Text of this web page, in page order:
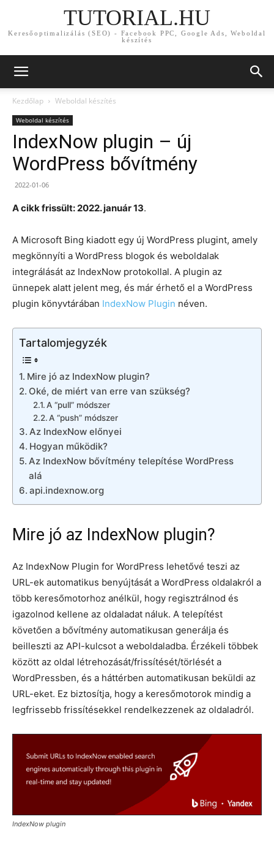
TUTORIAL.HU
Keresőoptimalizálás (SEO) - Facebook PPC, Google Ads, Weboldal
készítés
Kezdőlap Weboldal készítés
Weboldal készítés
IndexNow plugin – új
WordPress bővítmény
2022-01-06
A cikk frissült: 2022. január 13.
A Microsoft Bing kiadott egy új WordPress plugint, amely
megkönnyíti a WordPress blogok és weboldalak
integrálását az IndexNow protokollal. A plugin az
ünnepek alatt jelent meg, és már érhető el a WordPress
plugin könyvtárában IndexNow Plugin néven.
Tartalomjegyzék
Mire jó az IndexNow plugin?
Oké, de miért van erre van szükség?
A “pull” módszer
A “push” módszer
Az IndexNow előnyei
Hogyan működik?
Az IndexNow bővítmény telepítése WordPress
alá
api.indexnow.org
Mire jó az IndexNow plugin?
Az IndexNow Plugin for WordPress lehetővé teszi az
URL-ek automatikus benyújtását a WordPress oldalakról a
több keresőmotorhoz anélkül, hogy regisztrálnod és
igazolnod kellene az oldaladat náluk. A telepítést
követően a bővítmény automatikusan generálja és
beilleszti az API-kulcsot a weboldaladba. Érzékeli többek
között az oldal létrehozását/frissítését/törlését a
WordPressben, és a háttérben automatikusan beküldi az
URL-eket. Ez biztosítja, hogy a keresőmotorok mindig a
legfrissebb frissítésekkel rendelkezzenek az oldaladról.
IndexNow plugin